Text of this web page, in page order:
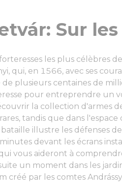
Sur
les plus célèbres
qui, en 1566, avec ses
de plusieurs centaines de
pour entreprendre un
la collection d'armes
tandis que dans
illustre les défenses
devant les écrans
vous aideront à
un moment dans les
créé par les comtes